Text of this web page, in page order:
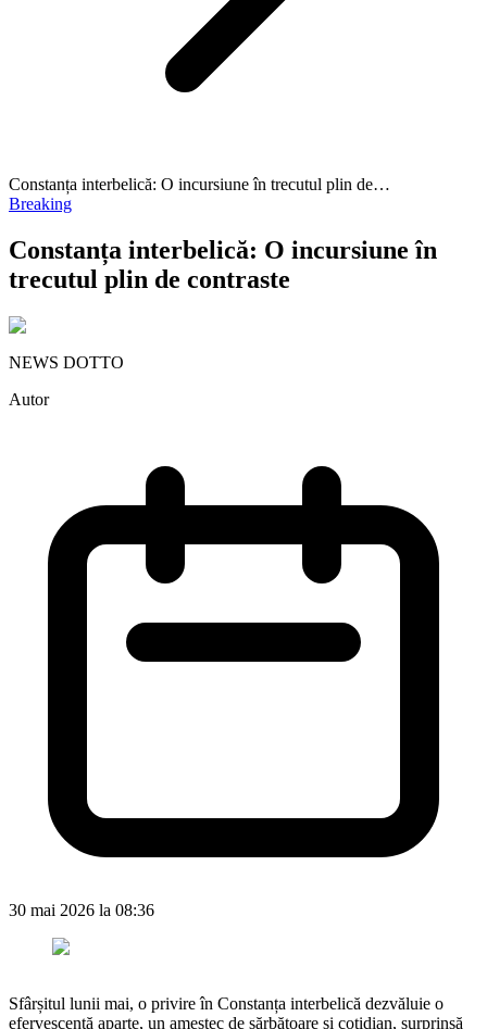
Constanța interbelică: O incursiune în trecutul plin de…
Breaking
Constanța interbelică: O incursiune în
trecutul plin de contraste
NEWS DOTTO
Autor
30 mai 2026 la 08:36
Sfârșitul lunii mai, o privire în Constanța interbelică dezvăluie o
efervescență aparte, un amestec de sărbătoare și cotidian, surprinsă